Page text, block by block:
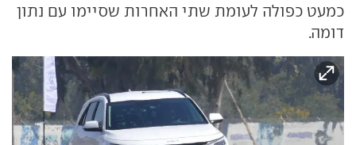
כמעט כפולה לעומת שתי האחרות שסיימו עם נתון
דומה.